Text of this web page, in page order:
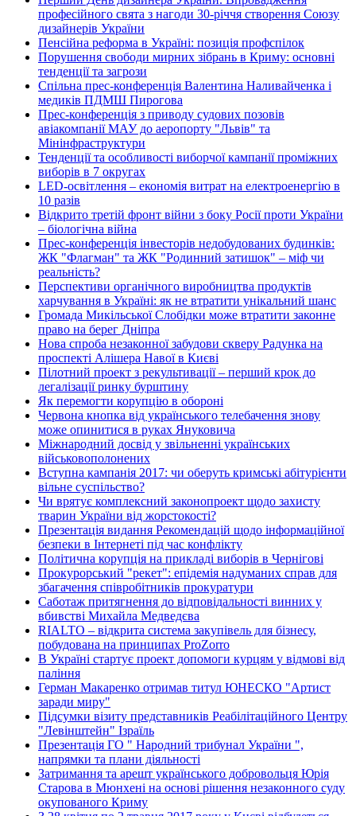
професійного свята з нагоди 30-річчя створення Союзу
дизайнерів України
Пенсійна реформа в Україні: позиція профспілок
Порушення свободи мирних зібрань в Криму: основні
тенденції та загрози
Спільна прес-конференція Валентина Наливайченка і
медиків ПДМШ Пирогова
Прес-конференція з приводу судових позовів
авіакомпанії МАУ до аеропорту "Львів" та
Мінінфраструктури
Тенденції та особливості виборчої кампанії проміжних
виборів в 7 округах
LED-освітлення – економія витрат на електроенергію в
10 разів
Відкрито третій фронт війни з боку Росії проти України
– біологічна війна
Прес-конференція інвесторів недобудованих будинків:
ЖК "Флагман" та ЖК "Родинний затишок" – міф чи
реальність?
Перспективи органічного виробництва продуктів
харчування в Україні: як не втратити унікальний шанс
Громада Микільської Слобідки може втратити законне
право на берег Дніпра
Нова спроба незаконної забудови скверу Радунка на
проспекті Алішера Навої в Києві
Пілотний проект з рекультивації – перший крок до
легалізації ринку бурштину
Як перемогти корупцію в обороні
Червона кнопка від українського телебачення знову
може опинитися в руках Януковича
Міжнародний досвід у звільненні українських
військовополонених
Вступна кампанія 2017: чи оберуть кримські абітурієнти
вільне суспільство?
Чи врятує комплексний законопроект щодо захисту
тварин України від жорстокості?
Презентація видання Рекомендацій щодо інформаційної
безпеки в Інтернеті під час конфлікту
Політична корупція на прикладі виборів в Чернігові
Прокурорський "рекет": епідемія надуманих справ для
збагачення співробітників прокуратури
Саботаж притягнення до відповідальності винних у
вбивстві Михайла Медведєва
RIALTO – відкрита система закупівель для бізнесу,
побудована на принципах ProZorro
В Україні стартує проект допомоги курцям у відмові від
паління
Герман Макаренко отримав титул ЮНЕСКО "Артист
заради миру"
Підсумки візиту представників Реабілітаційного Центру
"Левінштейн" Ізраїль
Презентація ГО " Народний трибунал України ",
напрямки та плани діяльності
Затримання та арешт українського добровольця Юрія
Старова в Мюнхені на основі рішення незаконного суду
окупованого Криму